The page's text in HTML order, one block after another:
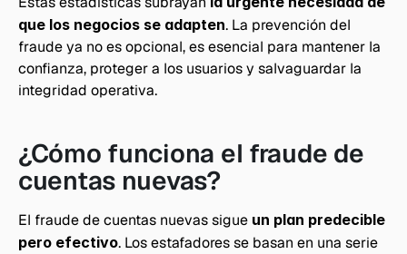
que los negocios se adapten. La prevención del
fraude ya no es opcional, es esencial para mantener la
confianza, proteger a los usuarios y salvaguardar la
integridad operativa.
¿Cómo funciona el fraude de
cuentas nuevas?
El fraude de cuentas nuevas sigue un plan predecible
pero efectivo. Los estafadores se basan en una serie